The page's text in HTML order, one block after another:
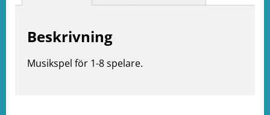
Beskrivning
Musikspel för 1-8 spelare.